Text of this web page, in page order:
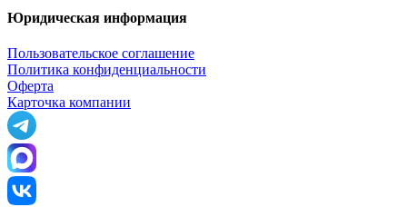
Юридическая информация
Пользовательское соглашение
Политика конфиденциальности
Оферта
Карточка компании